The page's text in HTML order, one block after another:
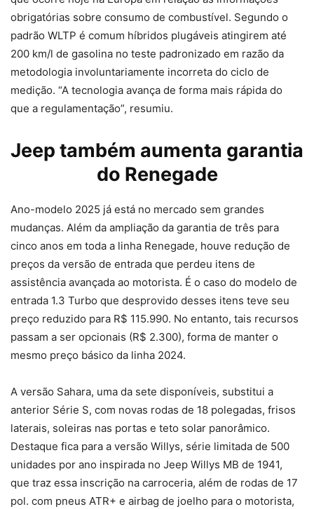
obrigatórias sobre consumo de combustível. Segundo o
padrão WLTP é comum híbridos plugáveis atingirem até
200 km/l de gasolina no teste padronizado em razão da
metodologia involuntariamente incorreta do ciclo de
medição. “A tecnologia avança de forma mais rápida do
que a regulamentação”, resumiu.
Jeep também aumenta garantia
do Renegade
Ano-modelo 2025 já está no mercado sem grandes
mudanças. Além da ampliação da garantia de três para
cinco anos em toda a linha Renegade, houve redução de
preços da versão de entrada que perdeu itens de
assistência avançada ao motorista. É o caso do modelo de
entrada 1.3 Turbo que desprovido desses itens teve seu
preço reduzido para R$ 115.990. No entanto, tais recursos
passam a ser opcionais (R$ 2.300), forma de manter o
mesmo preço básico da linha 2024.
A versão Sahara, uma da sete disponíveis, substitui a
anterior Série S, com novas rodas de 18 polegadas, frisos
laterais, soleiras nas portas e teto solar panorâmico.
Destaque fica para a versão Willys, série limitada de 500
unidades por ano inspirada no Jeep Willys MB de 1941,
que traz essa inscrição na carroceria, além de rodas de 17
pol. com pneus ATR+ e airbag de joelho para o motorista,